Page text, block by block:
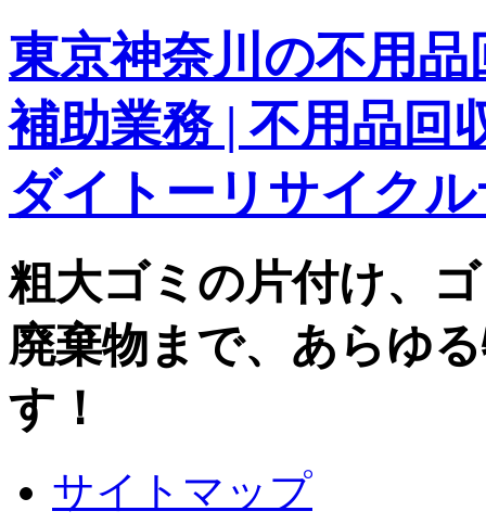
東京神奈川の不用
補助業務 | 不用品回
ダイトーリサイク
粗大ゴミの片付け、
廃棄物まで、あらゆ
す！
サイトマップ